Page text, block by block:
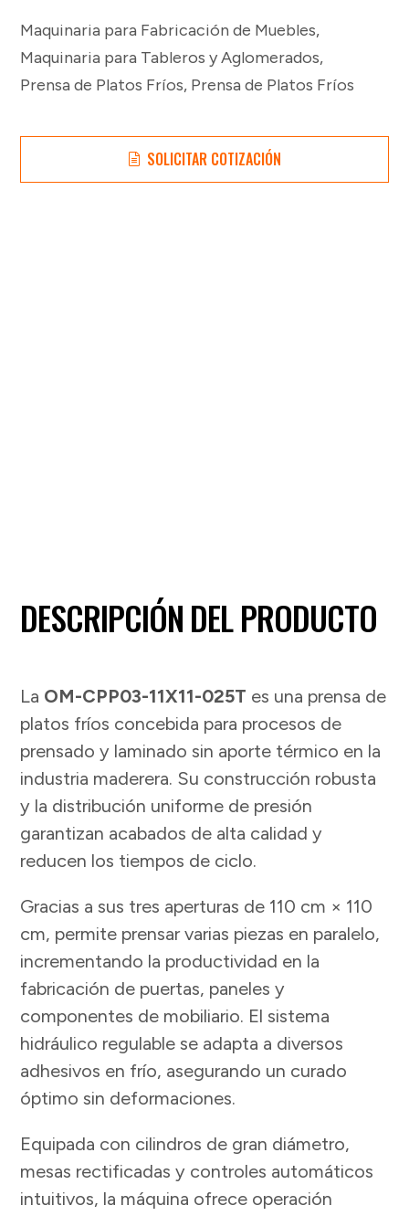
Maquinaria para Fabricación de Muebles,
Maquinaria para Tableros y Aglomerados,
Prensa de Platos Fríos, Prensa de Platos Fríos
SOLICITAR COTIZACIÓN
DESCRIPCIÓN DEL PRODUCTO
La OM-CPP03-11X11-025T es una prensa de
platos fríos concebida para procesos de
prensado y laminado sin aporte térmico en la
industria maderera. Su construcción robusta
y la distribución uniforme de presión
garantizan acabados de alta calidad y
reducen los tiempos de ciclo.
Gracias a sus tres aperturas de 110 cm × 110
cm, permite prensar varias piezas en paralelo,
incrementando la productividad en la
fabricación de puertas, paneles y
componentes de mobiliario. El sistema
hidráulico regulable se adapta a diversos
adhesivos en frío, asegurando un curado
óptimo sin deformaciones.
Equipada con cilindros de gran diámetro,
mesas rectificadas y controles automáticos
intuitivos, la máquina ofrece operación